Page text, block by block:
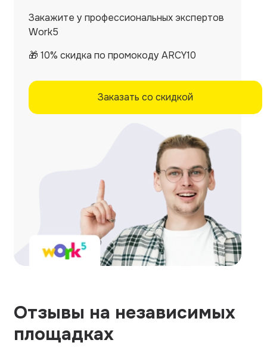
Закажите у профессиональных экспертов
Work5
🎁 10% скидка по промокоду ARCY10
Заказать со скидкой
Отзывы на независимых
площадках